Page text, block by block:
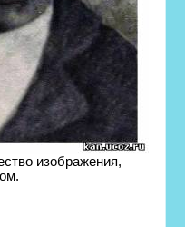
изображения,